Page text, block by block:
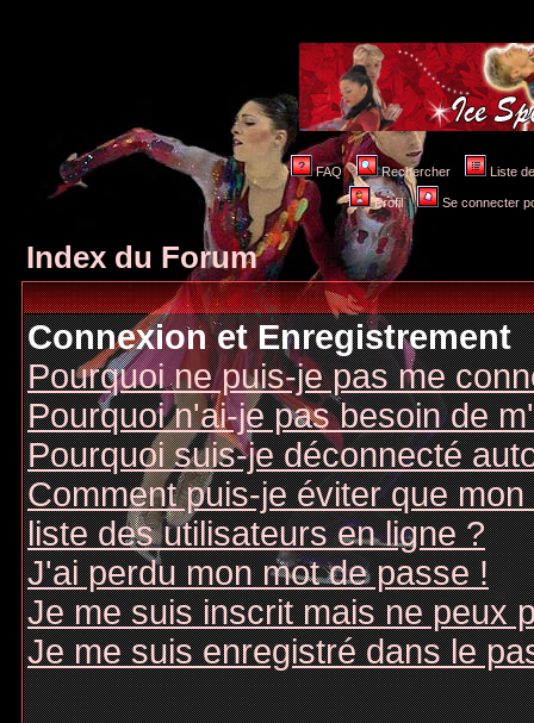
FAQ Rechercher Liste
Profil Se connecter
Index du Forum
Connexion et Enregistrement
Pourquoi ne puis-je pas me
Pourquoi n'ai-je pas besoin de
Pourquoi suis-je déconnecté
Comment puis-je éviter que
liste des utilisateurs en ligne ?
J'ai perdu mon mot de passe !
Je me suis inscrit mais ne peux
Je me suis enregistré dans le